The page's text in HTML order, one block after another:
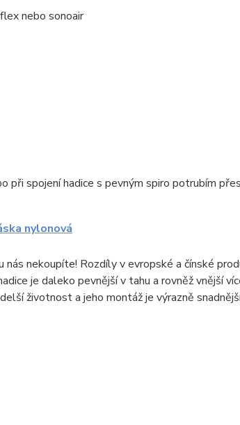
nebo sonoair
při spojení hadice s pevným spiro potrubím
nylonová
nás nekoupíte! Rozdíly v evropské a čínské
je daleko pevnější v tahu a rovněž vnější
životnost a jeho montáž je výrazně